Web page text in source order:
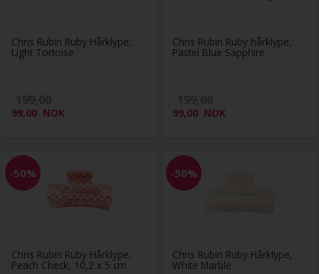
Chris Rubin Ruby Hårklype,
Light Tortoise
99,00 NOK
Chris Rubin Ruby hårklype,
Pastel Blue Sapphire
99,00 NOK
-50%
Chris Rubin Ruby Hårklype,
Peach Check, 10,2 x 5 cm
-50%
Chris Rubin Ruby Hårklype,
White Marble